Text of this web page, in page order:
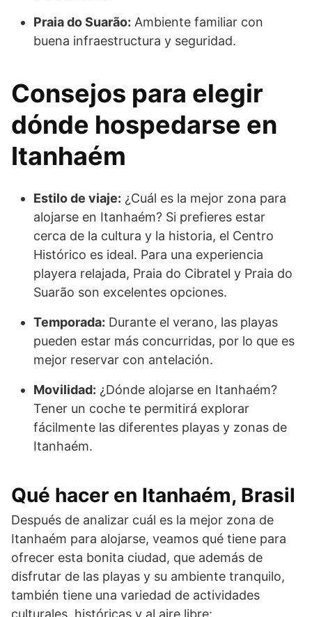
Praia do Suarão: Ambiente familiar con
buena infraestructura y seguridad.
Consejos para elegir
dónde hospedarse en
Itanhaém
Estilo de viaje: ¿Cuál es la mejor zona para
alojarse en Itanhaém? Si prefieres estar
cerca de la cultura y la historia, el Centro
Histórico es ideal. Para una experiencia
playera relajada, Praia do Cibratel y Praia do
Suarão son excelentes opciones.
Temporada: Durante el verano, las playas
pueden estar más concurridas, por lo que es
mejor reservar con antelación.
Movilidad: ¿Dónde alojarse en Itanhaém?
Tener un coche te permitirá explorar
fácilmente las diferentes playas y zonas de
Itanhaém.
Qué hacer en Itanhaém, Brasil
Después de analizar cuál es la mejor zona de
Itanhaém para alojarse, veamos qué tiene para
ofrecer esta bonita ciudad, que además de
disfrutar de las playas y su ambiente tranquilo,
también tiene una variedad de actividades
culturales, históricas y al aire libre: